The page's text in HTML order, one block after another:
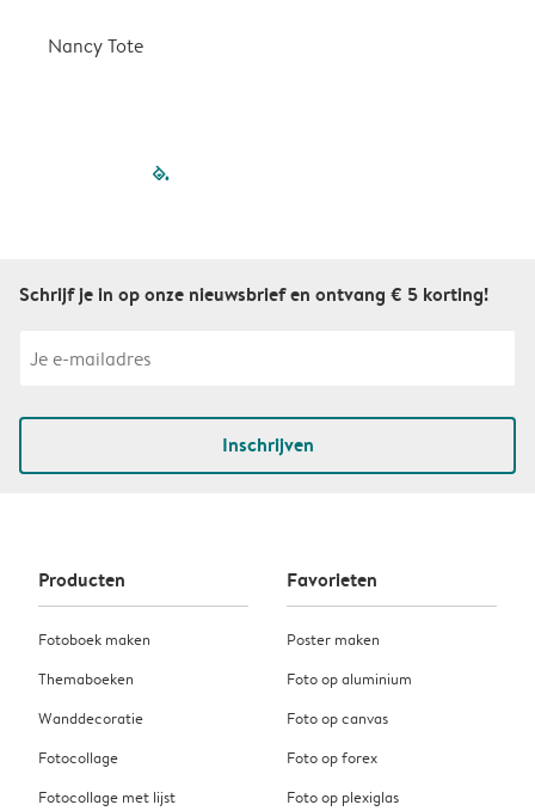
Nancy Tote
filled-pagination
Schrijf je in op onze nieuwsbrief en ontvang € 5 korting!
Inschrijven
Producten
Fotoboek maken
Themaboeken
Wanddecoratie
Fotocollage
Fotocollage met lijst
Favorieten
Poster maken
Foto op aluminium
Foto op canvas
Foto op forex
Foto op plexiglas